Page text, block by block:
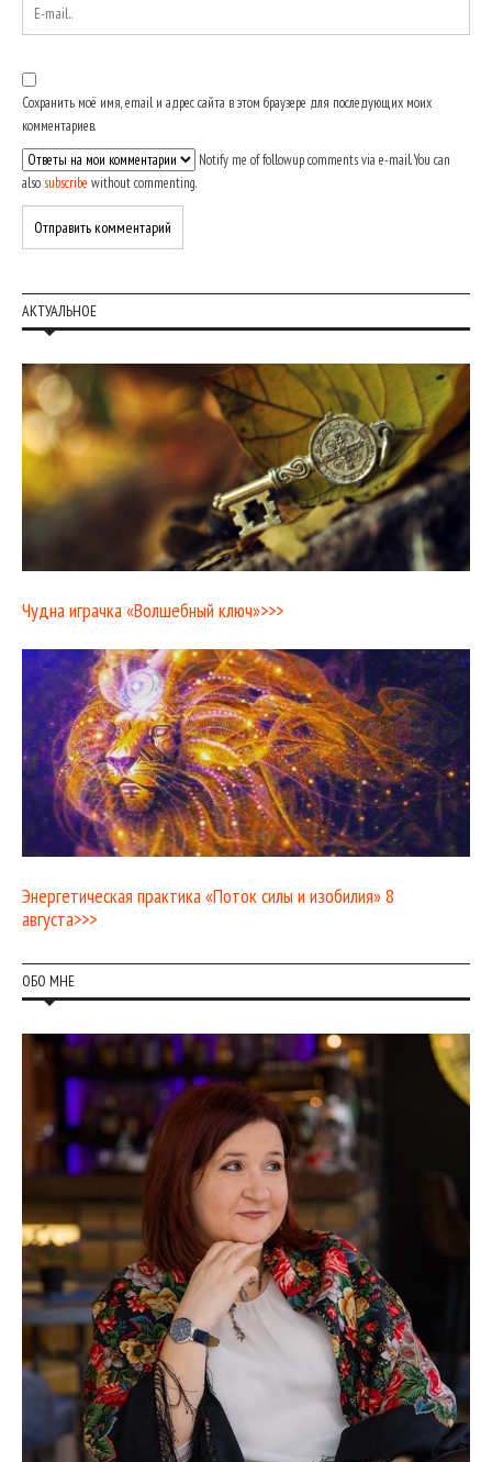
Сохранить моё имя, email и адрес сайта в этом браузере для последующих моих
комментариев.
Notify me of followup comments via e-mail. You can
also subscribe without commenting.
АКТУАЛЬНОЕ
Чудна играчка «Волшебный ключ»>>>
Энергетическая практика «Поток силы и изобилия» 8
августа>>>
ОБО МНЕ